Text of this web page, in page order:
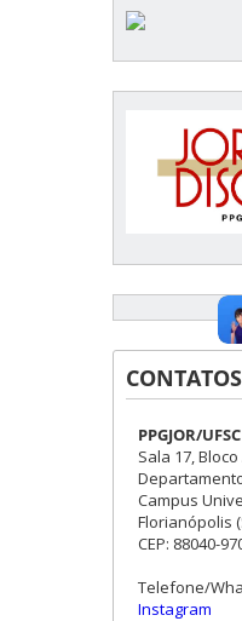
CONTATOS
PPGJOR/UFSC
Sala 17, Bloco
Campus
Florianópolis
CEP: 88040-
Telefone/
Instagram